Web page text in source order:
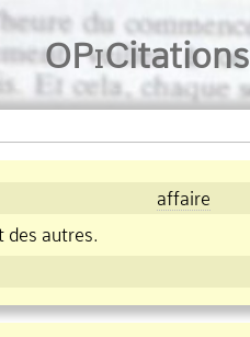
OPiCitations
affaire
des autres.